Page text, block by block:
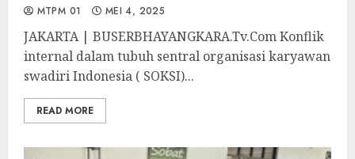
MTPM 01 MEI 4, 2025
JAKARTA | BUSERBHAYANGKARA.Tv.Com Konflik
internal dalam tubuh sentral organisasi karyawan
swadiri Indonesia ( SOKSI)...
READ MORE